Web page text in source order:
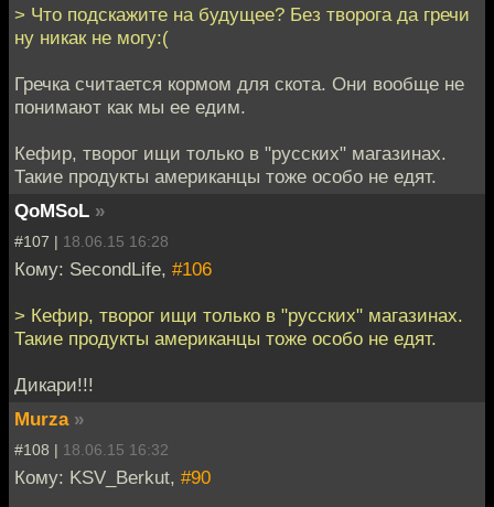
> Что подскажите на будущее? Без творога да гречи
ну никак не могу:(
Гречка считается кормом для скота. Они вообще не
понимают как мы ее едим.
Кефир, творог ищи только в "русских" магазинах.
Такие продукты американцы тоже особо не едят.
QoMSoL »
#107 | 18.06.15 16:28
Кому: SecondLife, #106
> Кефир, творог ищи только в "русских" магазинах.
Такие продукты американцы тоже особо не едят.
Дикари!!!
Murza »
#108 | 18.06.15 16:32
Кому: KSV_Berkut, #90